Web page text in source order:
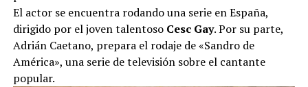
El actor se encuentra rodando una serie en España,
dirigido por el joven talentoso Cesc Gay. Por su parte,
Adrián Caetano, prepara el rodaje de «Sandro de
América», una serie de televisión sobre el cantante
popular.